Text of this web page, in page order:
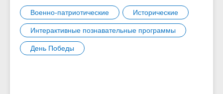
Военно-патриотические Исторические
Интерактивные познавательные программы
День Победы